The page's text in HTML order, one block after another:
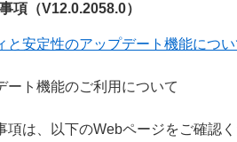
項（V12.0.2058.0）
と安定性のアップデート機能につい
ート機能のご利用について
項は、以下のWebページをご確認く